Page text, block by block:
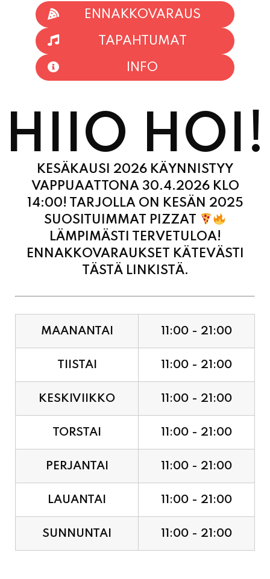
ENNAKKOVARAUS
TAPAHTUMAT
INFO
HIIO HOI!
KESÄKAUSI 2026 KÄYNNISTYY
VAPPUAATTONA 30.4.2026 KLO
14:00! TARJOLLA ON KESÄN 2025
SUOSITUIMMAT PIZZAT
LÄMPIMÄSTI TERVETULOA!
ENNAKKOVARAUKSET KÄTEVÄSTI
TÄSTÄ LINKISTÄ.
MAANANTAI 11:00 - 21:00
TIISTAI 11:00 - 21:00
KESKIVIIKKO 11:00 - 21:00
TORSTAI 11:00 - 21:00
PERJANTAI 11:00 - 21:00
LAUANTAI 11:00 - 21:00
SUNNUNTAI 11:00 - 21:00